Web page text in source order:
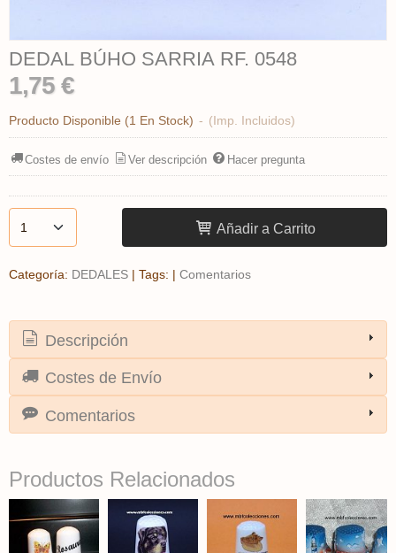
DEDAL BÚHO SARRIA RF. 0548
1,75 €
Producto Disponible (1 En Stock) - (Imp. Incluidos)
Costes de envío Ver descripción Hacer pregunta
Añadir a Carrito
Categoría: DEDALES | Tags: | Comentarios
Descripción
Costes de Envío
Comentarios
Productos Relacionados